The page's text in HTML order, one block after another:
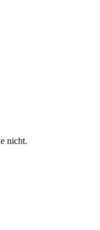
nicht.